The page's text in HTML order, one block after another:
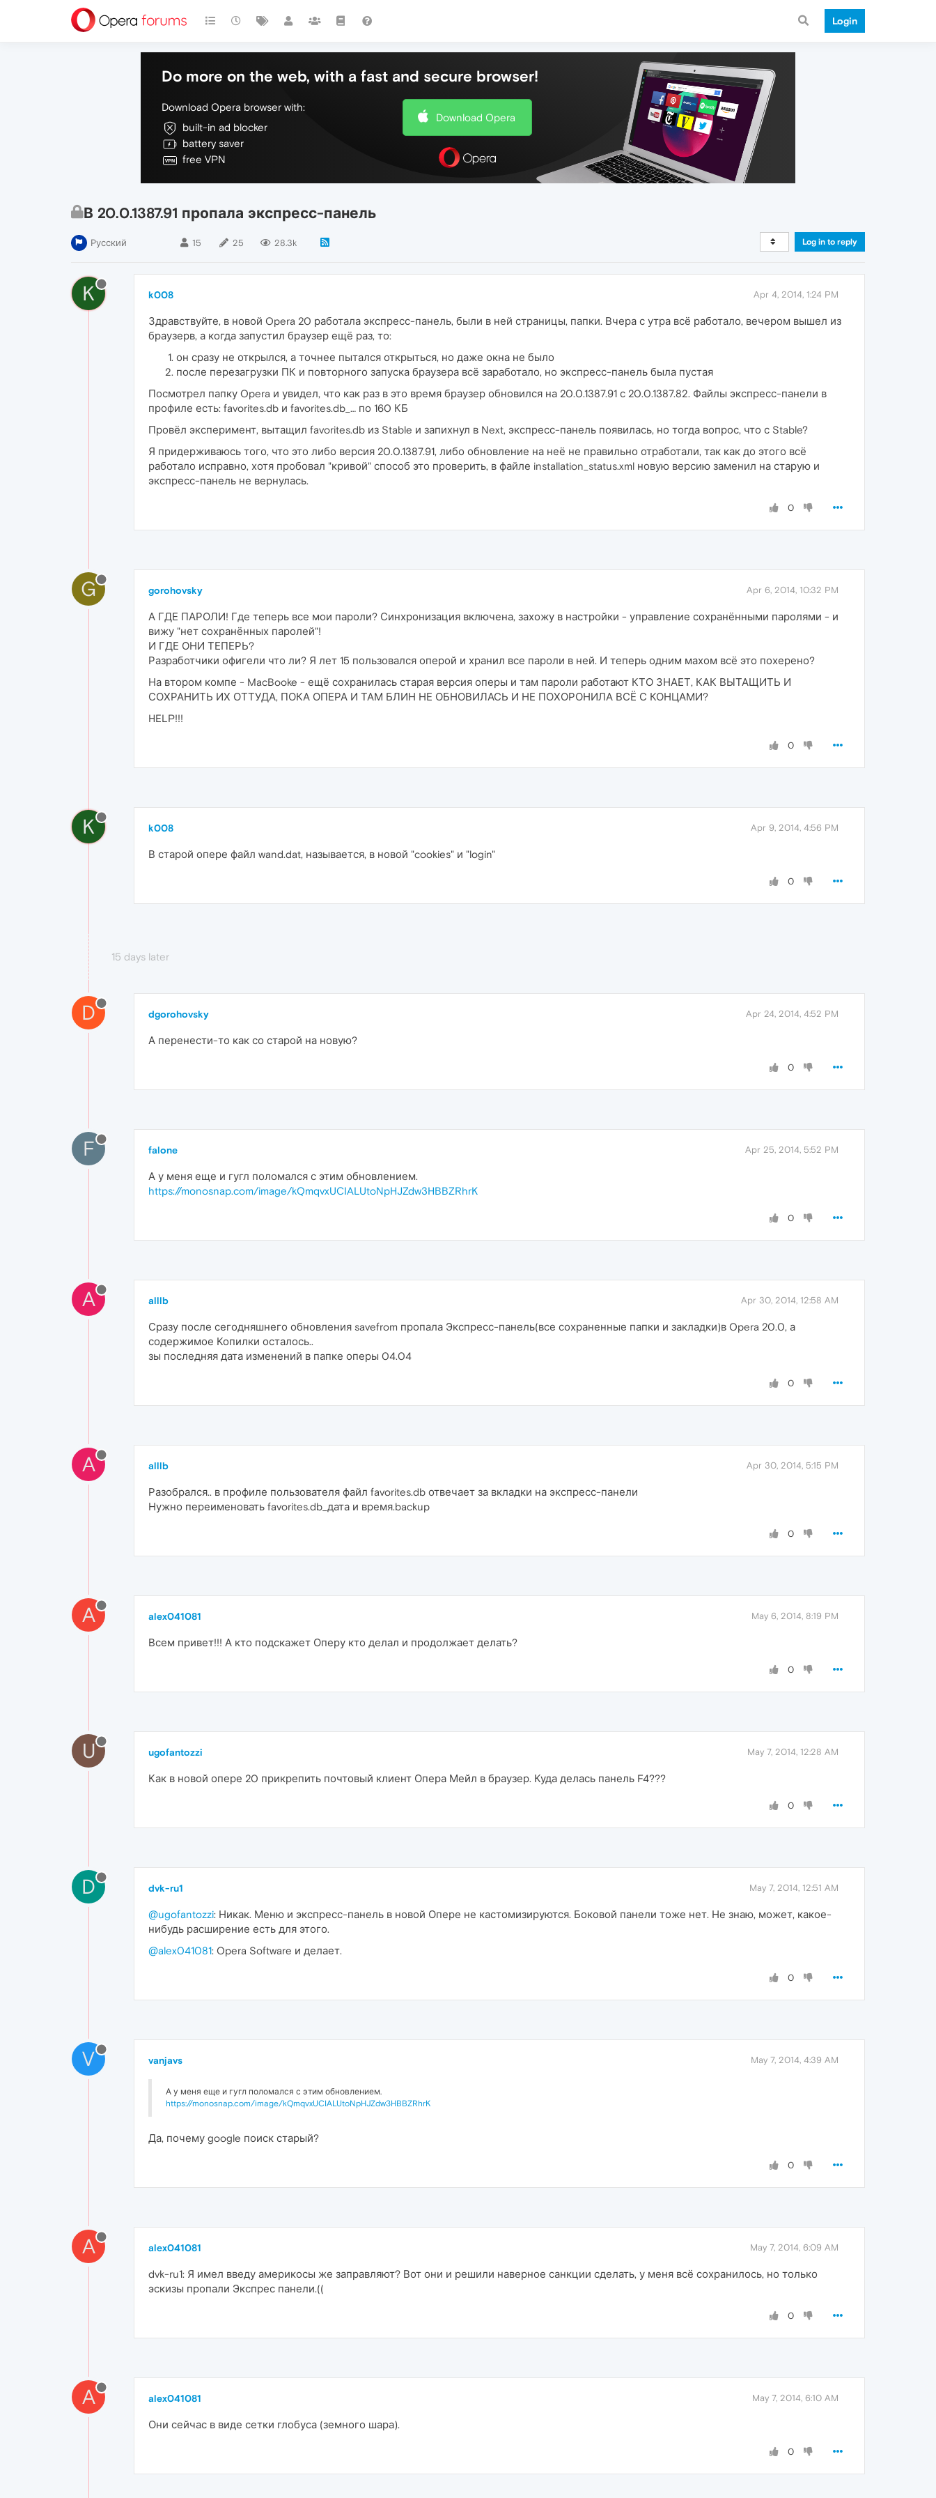
Login
Do more on the web, with a fast and secure browser!
Download Opera browser with:
built-in ad blocker
battery saver
free VPN
Download Opera
В 20.0.1387.91 пропала экспресс-панель
Русский 15 25 28.3k Log in to reply
K k008 Apr 4, 2014, 1:24 PM
Здравствуйте, в новой Opera 20 работала экспресс-панель, были в ней страницы, папки. Вчера с утра всё работало, вечером вышел из
браузерв, а когда запустил браузер ещё раз, то:
он сразу не открылся, а точнее пытался открыться, но даже окна не было
после перезагрузки ПК и повторного запуска браузера всё заработало, но экспресс-панель была пустая
Посмотрел папку Opera и увидел, что как раз в это время браузер обновился на 20.0.1387.91 с 20.0.1387.82. Файлы экспресс-панели в
профиле есть: favorites.db и favorites.db_… по 160 КБ
Провёл эксперимент, вытащил favorites.db из Stable и запихнул в Next, экспресс-панель появилась, но тогда вопрос, что с Stable?
Я придерживаюсь того, что это либо версия 20.0.1387.91, либо обновление на неё не правильно отработали, так как до этого всё
работало исправно, хотя пробовал "кривой" способ это проверить, в файле installation_status.xml новую версию заменил на старую и
экспресс-панель не вернулась.
0
G gorohovsky Apr 6, 2014, 10:32 PM
А ГДЕ ПАРОЛИ! Где теперь все мои пароли? Синхронизация включена, захожу в настройки - управление сохранёнными паролями - и
вижу "нет сохранённых паролей"!
И ГДЕ ОНИ ТЕПЕРЬ?
Разработчики офигели что ли? Я лет 15 пользовался оперой и хранил все пароли в ней. И теперь одним махом всё это похерено?
На втором компе - MacBooke - ещё сохранилась старая версия оперы и там пароли работают КТО ЗНАЕТ, КАК ВЫТАЩИТЬ И
СОХРАНИТЬ ИХ ОТТУДА, ПОКА ОПЕРА И ТАМ БЛИН НЕ ОБНОВИЛАСЬ И НЕ ПОХОРОНИЛА ВСЁ С КОНЦАМИ?
HELP!!!
0
K k008 Apr 9, 2014, 4:56 PM
В старой опере файл wand.dat, называется, в новой "cookies" и "login"
0
15 days later
D dgorohovsky Apr 24, 2014, 4:52 PM
А перенести-то как со старой на новую?
0
F falone Apr 25, 2014, 5:52 PM
А у меня еще и гугл поломался с этим обновлением.
https://monosnap.com/image/kQmqvxUCIALUtoNpHJZdw3HBBZRhrK
0
A alllb Apr 30, 2014, 12:58 AM
Сразу после сегодняшнего обновления savefrom пропала Экспресс-панель(все сохраненные папки и закладки)в Opera 20.0, а
содержимое Копилки осталось..
зы последняя дата изменений в папке оперы 04.04
0
A alllb Apr 30, 2014, 5:15 PM
Разобрался.. в профиле пользователя файл favorites.db отвечает за вкладки на экспресс-панели
Нужно переименовать favorites.db_дата и время.backup
0
A alex041081 May 6, 2014, 8:19 PM
Всем привет!!! А кто подскажет Оперу кто делал и продолжает делать?
0
U ugofantozzi May 7, 2014, 12:28 AM
Как в новой опере 20 прикрепить почтовый клиент Опера Мейл в браузер. Куда делась панель F4???
0
D dvk-ru1 May 7, 2014, 12:51 AM
@ugofantozzi: Никак. Меню и экспресс-панель в новой Опере не кастомизируются. Боковой панели тоже нет. Не знаю, может, какое-
нибудь расширение есть для этого.
@alex041081: Opera Software и делает.
0
V vanjavs May 7, 2014, 4:39 AM
А у меня еще и гугл поломался с этим обновлением.
https://monosnap.com/image/kQmqvxUCIALUtoNpHJZdw3HBBZRhrK
Да, почему google поиск старый?
0
A alex041081 May 7, 2014, 6:09 AM
dvk-ru1: Я имел введу америкосы же заправляют? Вот они и решили наверное санкции сделать, у меня всё сохранилось, но только
эскизы пропали Экспрес панели.((
0
A alex041081 May 7, 2014, 6:10 AM
Они сейчас в виде сетки глобуса (земного шара).
0